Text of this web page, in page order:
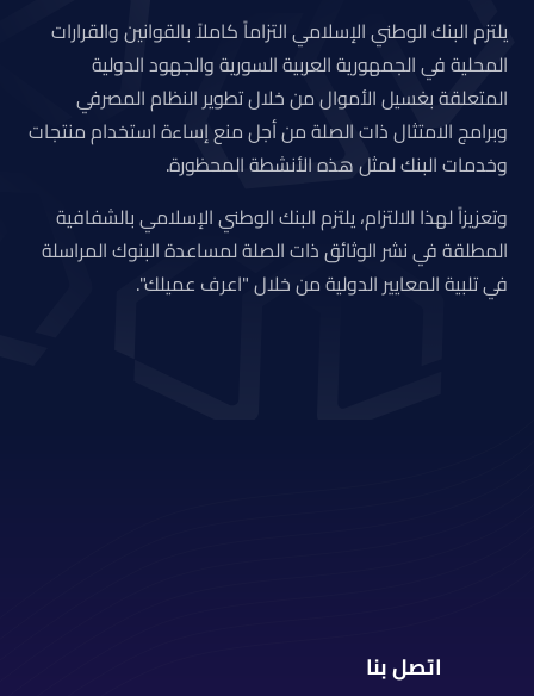
يلتزم البنك الوطني الإسلامي التزاماً كاملاً بالقوانين والقرارات
المحلية في الجمهورية العربية السورية والجهود الدولية
المتعلقة بغسيل الأموال من خلال تطوير النظام المصرفي
وبرامج الامتثال ذات الصلة من أجل منع إساءة استخدام منتجات
وخدمات البنك لمثل هذه الأنشطة المحظورة.
وتعزيزاً لهذا الالتزام، يلتزم البنك الوطني الإسلامي بالشفافية
المطلقة في نشر الوثائق ذات الصلة لمساعدة البنوك المراسلة
في تلبية المعايير الدولية من خلال "اعرف عميلك".
اتصل بنا